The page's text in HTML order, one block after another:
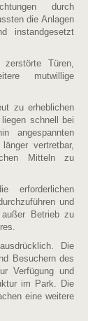
durch
die Anlagen
instandgesetzt
Türen,
mutwillige
zu erheblichen
schnell bei
angespannten
vertretbar,
Mitteln zu
erforderlichen
und
außer Betrieb zu
Die
Besuchern des
Verfügung und
im Park. Die
eine weitere